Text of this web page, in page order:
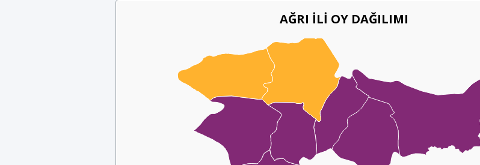
AĞRI İLİ OY DAĞILIMI